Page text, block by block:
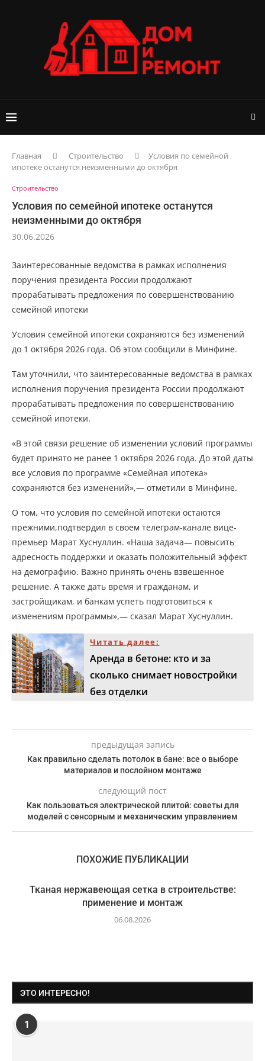
Главная Строительство
Условия по семейной
ипотеке останутся неизменными до октября
Строительство
Условия по семейной ипотеке останутся
неизменными до октября
30.06.2026
Заинтересованные ведомства в рамках исполнения
поручения президента России продолжают
прорабатывать предложения по совершенствованию
семейной ипотеки
Условия семейной ипотеки сохраняются без изменений
до 1 октября 2026 года. Об этом сообщили в Минфине.
Там уточнили, что заинтересованные ведомства в рамках
исполнения поручения президента России продолжают
прорабатывать предложения по совершенствованию
семейной ипотеки.
«В этой связи решение об изменении условий программы
будет принято не ранее 1 октября 2026 года. До этой даты
все условия по программе «Семейная ипотека»
сохраняются без изменений»,— отметили в Минфине.
О том, что условия по семейной ипотеки остаются
прежними,подтвердил в своем телеграм-канале вице-
премьер Марат Хуснуллин. «Наша задача— повысить
адресность поддержки и оказать положительный эффект
на демографию. Важно принять очень взвешенное
решение. А также дать время и гражданам, и
застройщикам, и банкам успеть подготовиться к
изменениям программы»,— сказал Марат Хуснуллин.
Читать далее:
Аренда в бетоне: кто и за
сколько снимает новостройки
без отделки
предыдущая запись
Как правильно сделать потолок в бане: все о выборе
материалов и послойном монтаже
следующий пост
Как пользоваться электрической плитой: советы для
моделей с сенсорным и механическим управлением
ПОХОЖИЕ ПУБЛИКАЦИИ
Тканая нержавеющая сетка в строительстве:
применение и монтаж
06.08.2026
ЭТО ИНТЕРЕСНО!
1